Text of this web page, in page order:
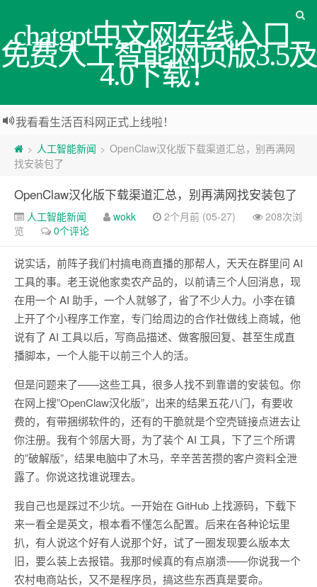
chatgpt中文网在线入口_
免费人工智能网页版3.5及
4.0下载！
我看看生活百科网正式上线啦！
> 人工智能新闻 > OpenClaw汉化版下载渠道汇总，别再满网
找安装包了
OpenClaw汉化版下载渠道汇总，别再满网找安装包了
人工智能新闻 wokk 2个月前 (05-27)
208次浏
览
0个评论
说实话，前阵子我们村搞电商直播的那帮人，天天在群里问 AI
工具的事。老王说他家卖农产品的，以前请三个人回消息，现
在用一个 AI 助手，一个人就够了，省了不少人力。小李在镇
上开了个小程序工作室，专门给周边的合作社做线上商城，他
说有了 AI 工具以后，写商品描述、做客服回复、甚至生成直
播脚本，一个人能干以前三个人的活。
但是问题来了——这些工具，很多人找不到靠谱的安装包。你
在网上搜”OpenClaw汉化版”，出来的结果五花八门，有要收
费的，有带捆绑软件的，还有的干脆就是个空壳链接点进去让
你注册。我有个邻居大哥，为了装个 AI 工具，下了三个所谓
的”破解版”，结果电脑中了木马，辛辛苦苦攒的客户资料全泄
露了。你说这找谁说理去。
我自己也是踩过不少坑。一开始在 GitHub 上找源码，下载下
来一看全是英文，根本看不懂怎么配置。后来在各种论坛里
扒，有人说这个好有人说那个好，试了一圈发现要么版本太
旧，要么装上去报错。我那时候真的有点崩溃——你说我一个
农村电商站长，又不是程序员，搞这些东西真是要命。